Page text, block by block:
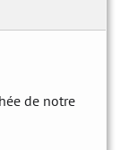
de notre